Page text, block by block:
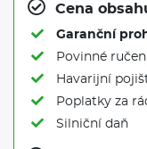
Cena
Garanční
Povinné
Havarijní
Poplatky za
Silniční daň